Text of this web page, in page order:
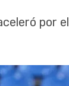
por el